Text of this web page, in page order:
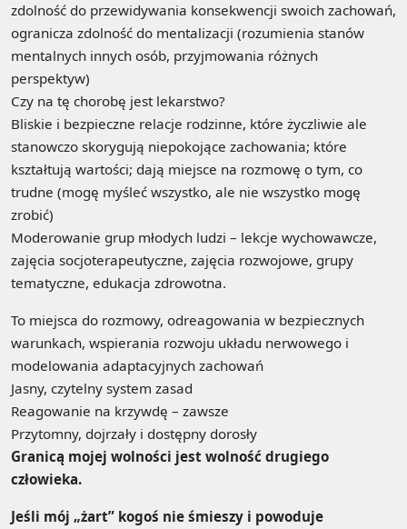
zdolność do przewidywania konsekwencji swoich zachowań,
ogranicza zdolność do mentalizacji (rozumienia stanów
mentalnych innych osób, przyjmowania różnych
perspektyw)
Czy na tę chorobę jest lekarstwo?
Bliskie i bezpieczne relacje rodzinne, które życzliwie ale
stanowczo skorygują niepokojące zachowania; które
kształtują wartości; dają miejsce na rozmowę o tym, co
trudne (mogę myśleć wszystko, ale nie wszystko mogę
zrobić)
Moderowanie grup młodych ludzi – lekcje wychowawcze,
zajęcia socjoterapeutyczne, zajęcia rozwojowe, grupy
tematyczne, edukacja zdrowotna.
To miejsca do rozmowy, odreagowania w bezpiecznych
warunkach, wspierania rozwoju układu nerwowego i
modelowania adaptacyjnych zachowań
Jasny, czytelny system zasad
Reagowanie na krzywdę – zawsze
Przytomny, dojrzały i dostępny dorosły
Granicą mojej wolności jest wolność drugiego
człowieka.
Jeśli mój „żart” kogoś nie śmieszy i powoduje